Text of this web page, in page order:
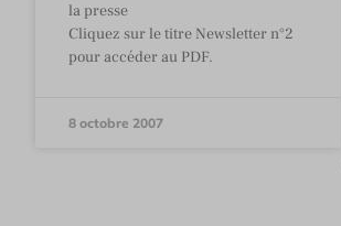
la presse
Cliquez sur le titre Newsletter n°2
pour accéder au PDF.
8 octobre 2007